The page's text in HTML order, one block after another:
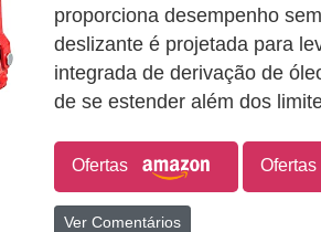
proporciona desempenho
deslizante é projetada para
integrada de derivação de
de se estender além dos
Ofertas Ofertas
Ver Comentários